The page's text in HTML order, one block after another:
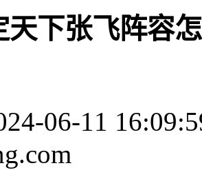
天下张飞阵容
06-11